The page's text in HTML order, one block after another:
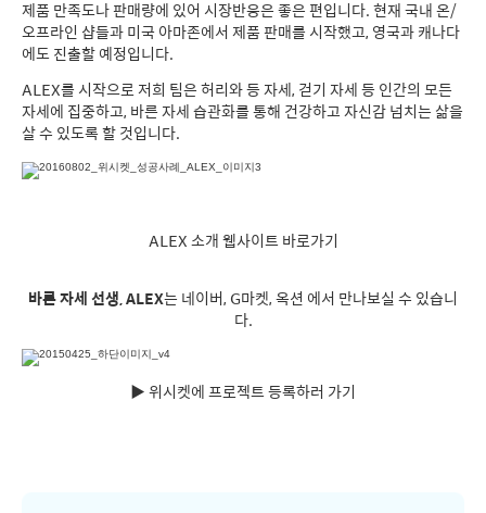
제품 만족도나 판매량에 있어 시장반응은 좋은 편입니다. 현재 국내 온/
오프라인 샵들과 미국 아마존에서 제품 판매를 시작했고, 영국과 캐나다
에도 진출할 예정입니다.
ALEX를 시작으로 저희 팀은 허리와 등 자세, 걷기 자세 등 인간의 모든
자세에 집중하고, 바른 자세 습관화를 통해 건강하고 자신감 넘치는 삶을
살 수 있도록 할 것입니다.
ALEX 소개 웹사이트 바로가기
바른 자세 선생, ALEX는 네이버, G마켓, 옥션 에서 만나보실 수 있습니
다.
▶ 위시켓에 프로젝트 등록하러 가기